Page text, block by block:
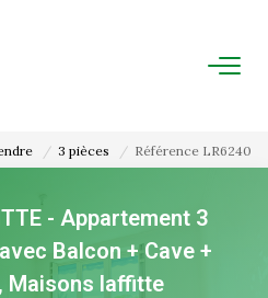
GÉRER
3 pièces Référence LR6240
- Appartement 3
Balcon + Cave +
, Maisons laffitte